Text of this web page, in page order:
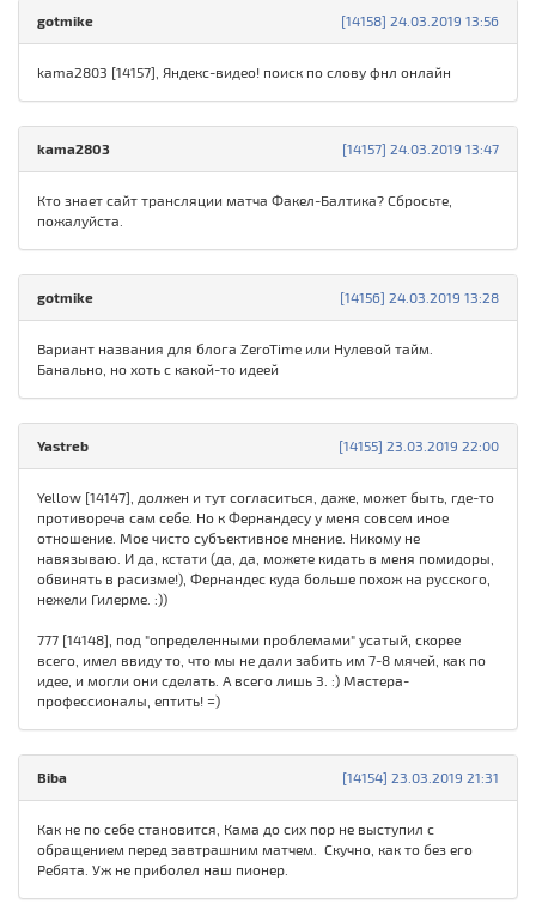
[14158] 24.03.2019 13:56
gotmike
kama2803 [14157], Яндекс-видео! поиск по слову фнл онлайн
[14157] 24.03.2019 13:47
kama2803
Кто знает сайт трансляции матча Факел-Балтика? Сбросьте,
пожалуйста.
[14156] 24.03.2019 13:28
gotmike
Вариант названия для блога ZeroTime или Нулевой тайм.
Банально, но хоть с какой-то идеей
[14155] 23.03.2019 22:00
Yastreb
Yellow [14147], должен и тут согласиться, даже, может быть, где-то
противореча сам себе. Но к Фернандесу у меня совсем иное
отношение. Мое чисто субъективное мнение. Никому не
навязываю. И да, кстати (да, да, можете кидать в меня помидоры,
обвинять в расизме!), Фернандес куда больше похож на русского,
нежели Гилерме. :))
777 [14148], под "определенными проблемами" усатый, скорее
всего, имел ввиду то, что мы не дали забить им 7-8 мячей, как по
идее, и могли они сделать. А всего лишь 3. :) Мастера-
профессионалы, ептить! =)
[14154] 23.03.2019 21:31
Biba
Как не по себе становится, Кама до сих пор не выступил с
обращением перед завтрашним матчем. Скучно, как то без его
Ребята. Уж не приболел наш пионер.